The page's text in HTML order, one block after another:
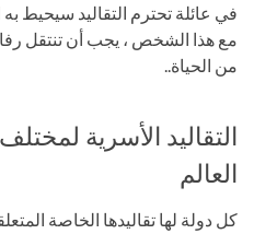
في عائلة تحترم التقاليد سيحيط
مع هذا الشخص ، يجب أن تنتقل
من الحياة..
التقاليد الأسرية
العالم
كل دولة لها تقاليدها الخاصة